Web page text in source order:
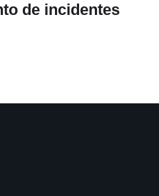
de incidentes